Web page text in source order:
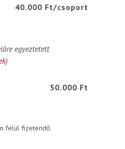
40.000 Ft/csoport
egyeztetett
)
50.000 Ft
felül fizetendő.